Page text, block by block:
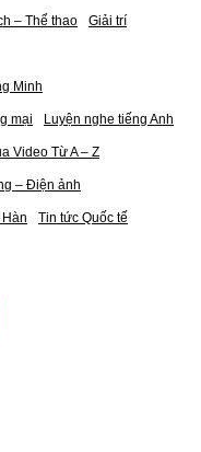
– Thể thao Giải trí
Minh
mại Luyện nghe tiếng Anh
Video Từ A – Z
– Điện ảnh
Tin tức Quốc tế